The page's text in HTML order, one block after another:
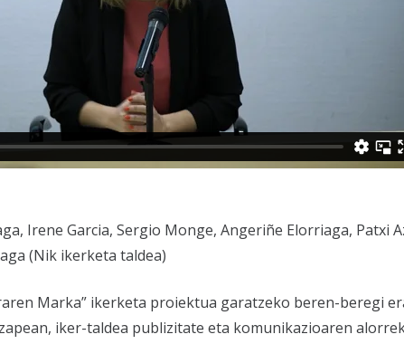
Irene Garcia, Sergio Monge, Angeriñe Elorriaga, Patxi
(Nik ikerketa taldea)
Marka” ikerketa proiektua garatzeko beren-beregi
iker-taldea publizitate eta komunikazioaren